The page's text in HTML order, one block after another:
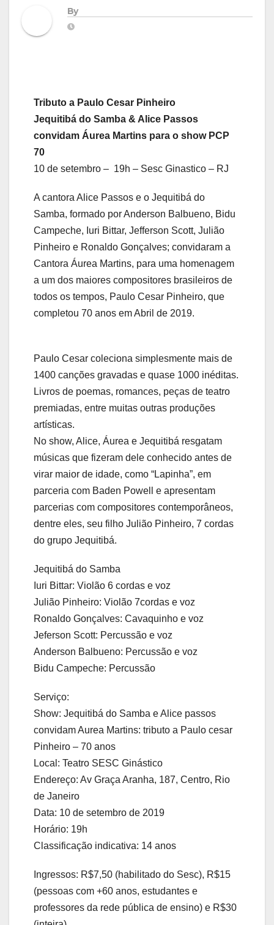
By
Tributo a Paulo Cesar Pinheiro
Jequitibá do Samba & Alice Passos
convidam Áurea Martins para o show PCP
70
10 de setembro – 19h – Sesc Ginastico – RJ
A cantora Alice Passos e o Jequitibá do
Samba, formado por Anderson Balbueno, Bidu
Campeche, Iuri Bittar, Jefferson Scott, Julião
Pinheiro e Ronaldo Gonçalves; convidaram a
Cantora Áurea Martins, para uma homenagem
a um dos maiores compositores brasileiros de
todos os tempos, Paulo Cesar Pinheiro, que
completou 70 anos em Abril de 2019.
Paulo Cesar coleciona simplesmente mais de
1400 canções gravadas e quase 1000 inéditas.
Livros de poemas, romances, peças de teatro
premiadas, entre muitas outras produções
artísticas.
No show, Alice, Áurea e Jequitibá resgatam
músicas que fizeram dele conhecido antes de
virar maior de idade, como “Lapinha”, em
parceria com Baden Powell e apresentam
parcerias com compositores contemporâneos,
dentre eles, seu filho Julião Pinheiro, 7 cordas
do grupo Jequitibá.
Jequitibá do Samba
Iuri Bittar: Violão 6 cordas e voz
Julião Pinheiro: Violão 7cordas e voz
Ronaldo Gonçalves: Cavaquinho e voz
Jeferson Scott: Percussão e voz
Anderson Balbueno: Percussão e voz
Bidu Campeche: Percussão
Serviço:
Show: Jequitibá do Samba e Alice passos
convidam Aurea Martins: tributo a Paulo cesar
Pinheiro – 70 anos
Local: Teatro SESC Ginástico
Endereço: Av Graça Aranha, 187, Centro, Rio
de Janeiro
Data: 10 de setembro de 2019
Horário: 19h
Classificação indicativa: 14 anos
Ingressos: R$7,50 (habilitado do Sesc), R$15
(pessoas com +60 anos, estudantes e
professores da rede pública de ensino) e R$30